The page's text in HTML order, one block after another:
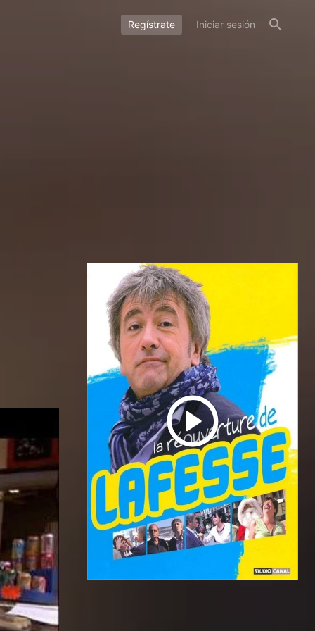
Regístrate Iniciar sesión